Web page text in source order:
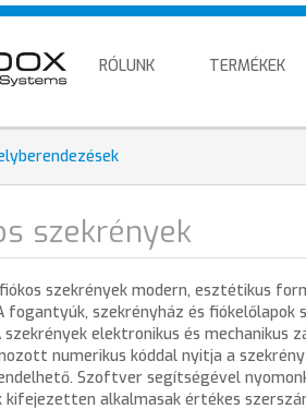
RÓLUNK TERMÉKEK
szekrények
szekrények modern, esztétikus
fogantyúk, szekrényház és
szekrények elektronikus és
numerikus kóddal nyitja a
Szoftver segítségével
kifejezetten alkalmasak értékes